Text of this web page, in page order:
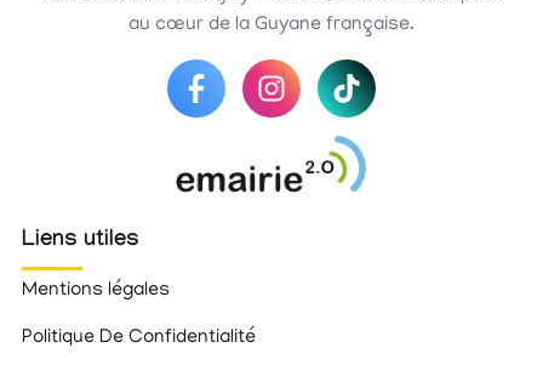
au cœur de la Guyane française.
Liens utiles
Mentions légales
Politique De Confidentialité